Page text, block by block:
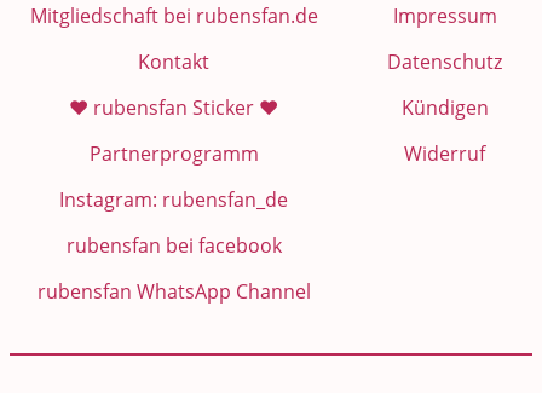
Mitgliedschaft bei rubensfan.de
Kontakt
❤️ rubensfan Sticker ❤️
Partnerprogramm
Instagram: rubensfan_de
rubensfan bei facebook
rubensfan WhatsApp Channel
Impressum
Datenschutz
Kündigen
Widerruf